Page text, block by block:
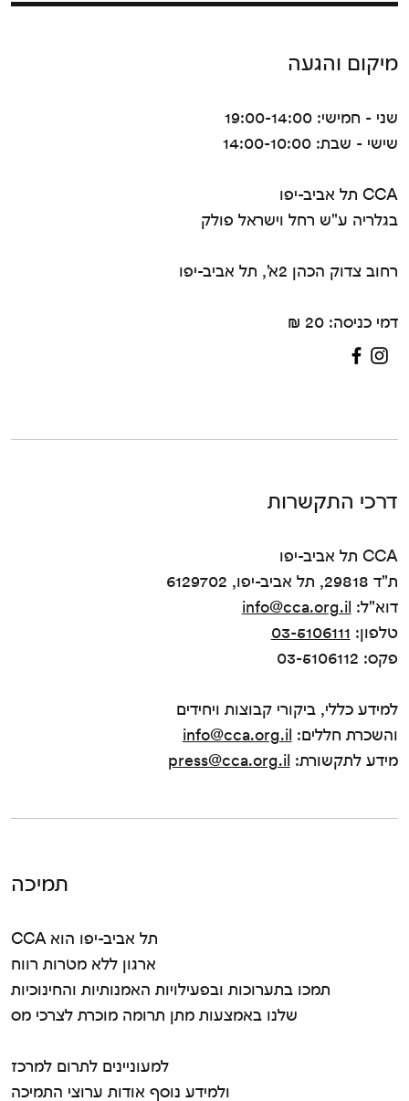
מיקום והגעה
שני - חמישי: 19:00-14:00
שישי - שבת: 14:00-10:00
CCA תל אביב-יפו
בגלריה ע"ש רחל וישראל פולק
רחוב צדוק הכהן 2א', תל אביב-יפו
דמי כניסה: 20 ₪
דרכי התקשרות
CCA תל אביב-יפו
ת"ד 29818, תל אביב-יפו, 6129702
דוא"ל: info@cca.org.il
טלפון: 03-5106111
פקס: 03-5106112
למידע כללי, ביקורי קבוצות ויחידים
והשכרת חללים: info@cca.org.il
מידע לתקשורת: press@cca.org.il
תמיכה
CCA תל אביב-יפו הוא
ארגון ללא מטרות רווח
תמכו בתערוכות ובפעילויות האמנותיות והחינוכיות
שלנו באמצעות מתן תרומה מוכרת לצרכי מס
למעוניינים לתרום למרכז
ולמידע נוסף אודות ערוצי התמיכה